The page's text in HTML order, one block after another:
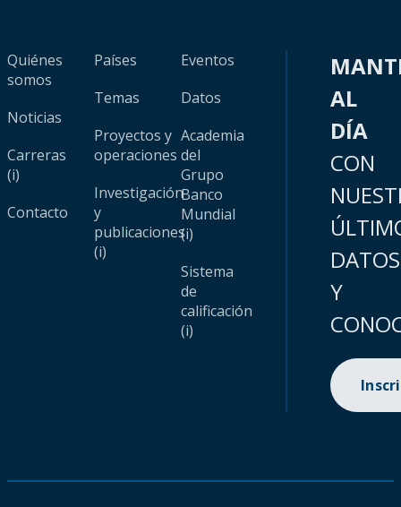
Quiénes
somos
Noticias
Carreras
(i)
Contacto
Países
Temas
Proyectos y
operaciones
Investigación
y
publicaciones
(i)
Eventos
Datos
Academia
del
Grupo
Banco
Mundial
(i)
Sistema
de
calificación
(i)
AL
DÍA
CON
DATOS
Y